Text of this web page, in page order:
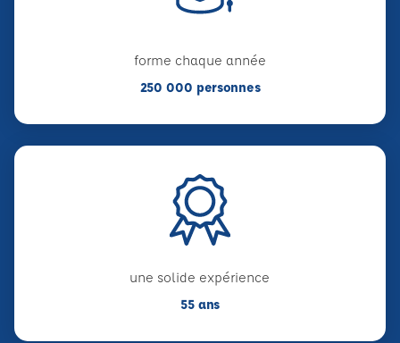
forme chaque année
250 000 personnes
une solide expérience
55 ans